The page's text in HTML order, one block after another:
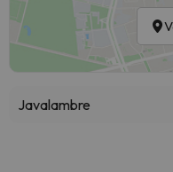
Javalambre